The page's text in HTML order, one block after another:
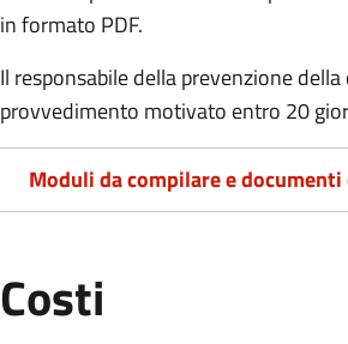
in formato PDF.
Il responsabile della prevenzione
provvedimento motivato entro 20
Moduli da compilare e documenti
Costi